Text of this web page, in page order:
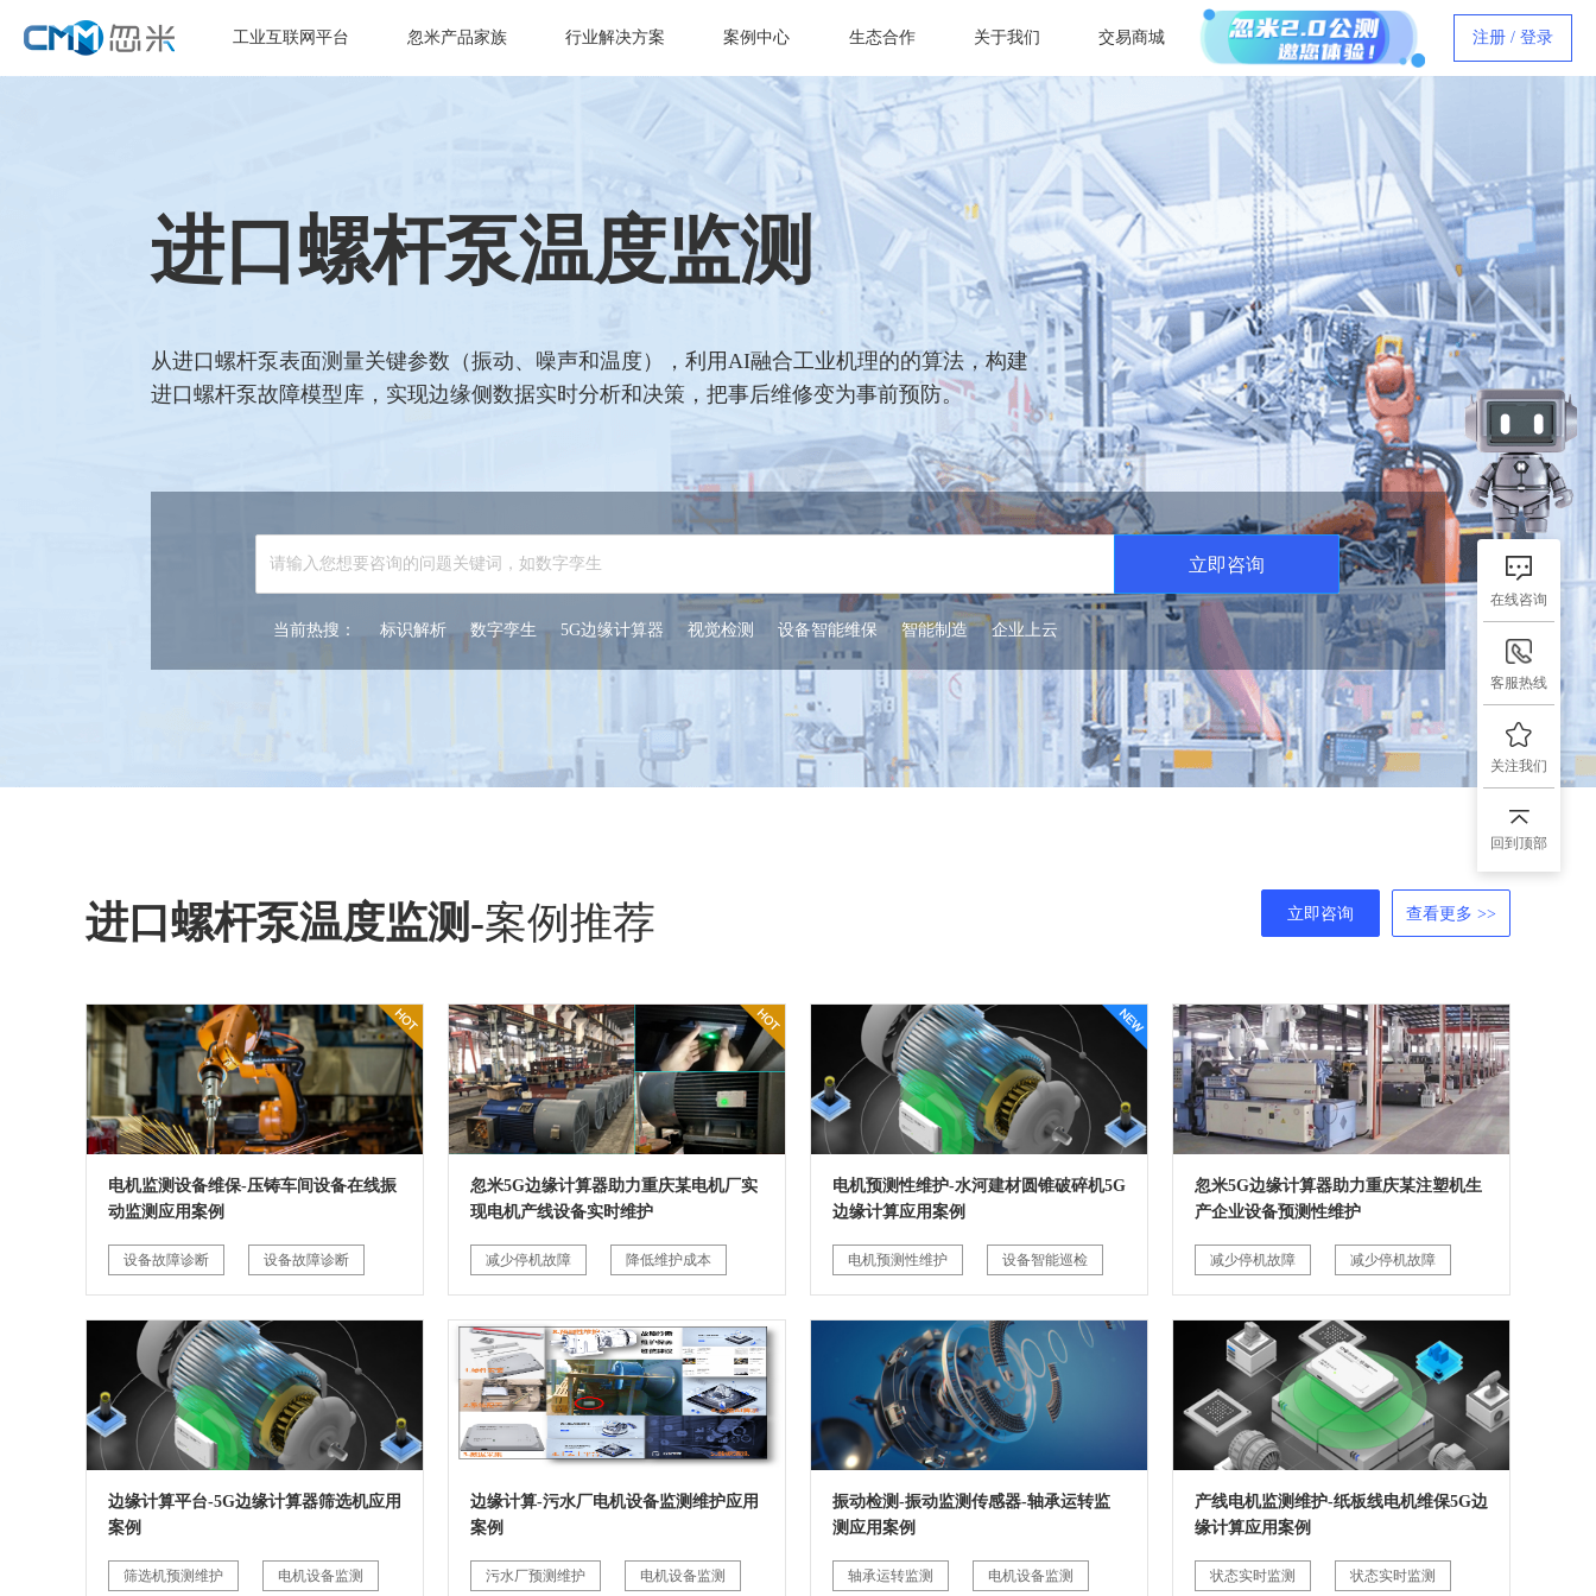
工业互联网平台 忽米产品家族 行业解决方案 案例中心 生态合作 关于我们 交易商城 注册 / 登录
进口螺杆泵温度监测
从进口螺杆泵表面测量关键参数（振动、噪声和温度），利用AI融合工业机理的的算法，构建
进口螺杆泵故障模型库，实现边缘侧数据实时分析和决策，把事后维修变为事前预防。
立即咨询
当前热搜： 标识解析 数字孪生 5G边缘计算器 视觉检测 设备智能维保 智能制造 企业上云
进口螺杆泵温度监测 -案例推荐 立即咨询 查看更多 >>
电机监测设备维保-压铸车间设备在线振
动监测应用案例
设备故障诊断 设备故障诊断
忽米5G边缘计算器助力重庆某电机厂实
现电机产线设备实时维护
减少停机故障 降低维护成本
电机预测性维护-水河建材圆锥破碎机5G
边缘计算应用案例
电机预测性维护 设备智能巡检
忽米5G边缘计算器助力重庆某注塑机生
产企业设备预测性维护
减少停机故障 减少停机故障
边缘计算平台-5G边缘计算器筛选机应用
案例
筛选机预测维护 电机设备监测
边缘计算-污水厂电机设备监测维护应用
案例
污水厂预测维护 电机设备监测
振动检测-振动监测传感器-轴承运转监
测应用案例
轴承运转监测 电机设备监测
产线电机监测维护-纸板线电机维保5G边
缘计算应用案例
状态实时监测 状态实时监测
在线咨询
客服热线
关注我们
回到顶部